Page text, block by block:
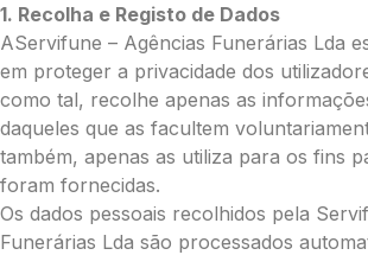
Pequena (€85)
Média (€100)
Grande (€115)
Coração:
Pequena (€85)
Média (€100)
Grande (€115)
Coroa:
1. Recolha e Registo de Dados
AServifune – Agências Funerárias Lda
em proteger a privacidade dos
como tal, recolhe apenas as
daqueles que as facultem
também, apenas as utiliza para os fins
foram fornecidas.
Os dados pessoais recolhidos pela
Funerárias Lda são processados